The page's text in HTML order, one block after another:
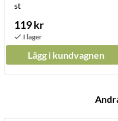
st
119 kr
Lägg i kundvagnen